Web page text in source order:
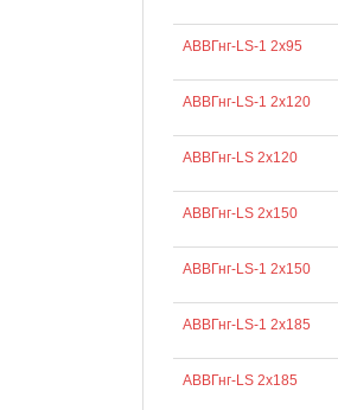
АВВГнг-LS-1 2х95
АВВГнг-LS-1 2х120
АВВГнг-LS 2х120
АВВГнг-LS 2х150
АВВГнг-LS-1 2х150
АВВГнг-LS-1 2х185
АВВГнг-LS 2х185